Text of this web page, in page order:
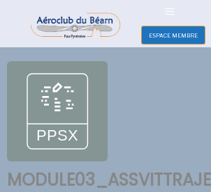
ESPACE MEMBRE